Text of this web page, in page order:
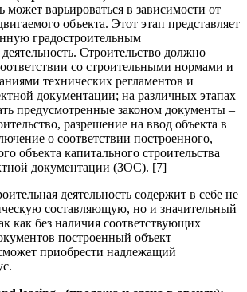
может варьироваться в зависимости от
объекта. Этот этап представляет
градостроительным
деятельность. Строительство должно
со строительными нормами и
технических регламентов и
документации; на различных этапах
предусмотренные законом документы –
разрешение на ввод объекта в
о соответствии построенного,
объекта капитального строительства
документации (ЗОС). [7]
деятельность содержит в себе не
составляющую, но и значительный
как без наличия соответствующих
построенный объект
приобрести надлежащий